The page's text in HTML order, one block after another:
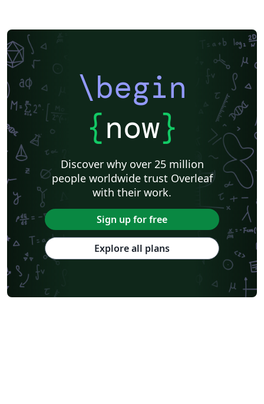
\begin
{now}
Discover why over 25 million
people worldwide trust Overleaf
with their work.
Sign up for free
Explore all plans